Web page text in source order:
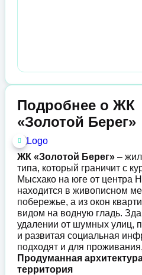
Подробнее о ЖК
«Золотой Берег»
ЖК «Золотой Берег» –
типа, который граничит с
Мысхако на юге от центра
находится в живописном
побережье, а из окон
видом на водную гладь.
удалении от шумных улиц,
и развитая социальная
подходят и для
Продуманная
территория